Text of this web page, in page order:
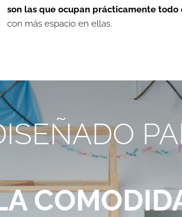
son las que ocupan prácticamente
con más espacio en ellas.